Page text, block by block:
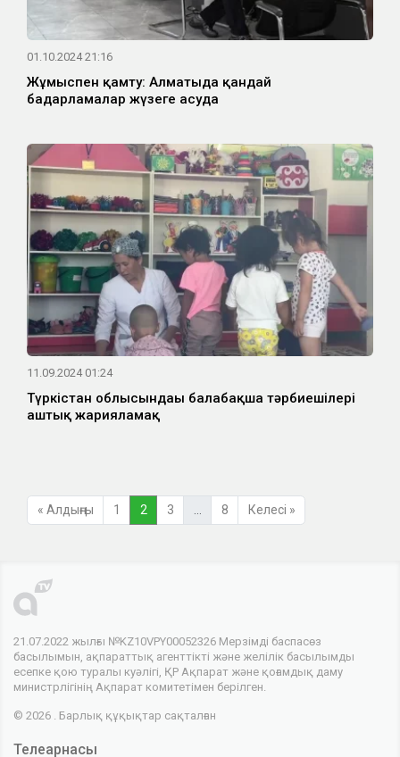
01.10.2024 21:16
Жұмыспен қамту: Алматыда қандай
бағдарламалар жүзеге асуда
11.09.2024 01:24
Түркістан облысындағы балабақша тәрбиешілері
аштық жарияламақ
« Алдыңғы 1 2 3 8 Келесі »
21.07.2022 жылғы №KZ10VPY00052326 Мерзімді баспасөз
басылымын, ақпараттық агенттікті және желілік басылымды
есепке қою туралы куәлігі, ҚР Ақпарат және қоғамдық даму
министрлігінің Ақпарат комитетімен берілген.
© 2026 . Барлық құқықтар сақталған
Телеарнасы